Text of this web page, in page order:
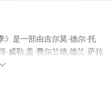
是一部由吉尔莫·德尔·托
·威勒,盖·费尔兰德,德兰·萨拉
林,约翰·达尔导演执导，寇瑞
看高清无删减完整版电视剧